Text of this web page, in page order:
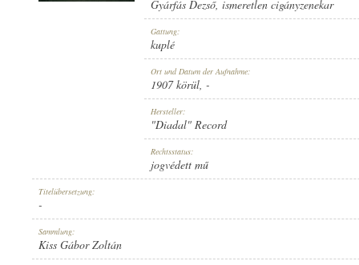
1907 KÖRÜL
"DIADAL" RECORD
Gyárfás Dezső, ismeretlen cigányzenekar
Gattung:
kuplé
Ort und Datum der Aufnahme:
1907 körül, -
Hersteller:
"Diadal" Record
Rechtsstatus:
jogvédett mű
Titelübersetzung:
-
Sammlung:
Kiss Gábor Zoltán